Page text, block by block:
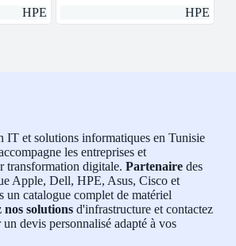
HPE
HPE
IT et solutions informatiques en Tunisie
les entreprises et
transformation digitale. Partenaire des
Apple, Dell, HPE, Asus, Cisco et
un catalogue complet de matériel
solutions d'infrastructure et contactez
devis personnalisé adapté à vos